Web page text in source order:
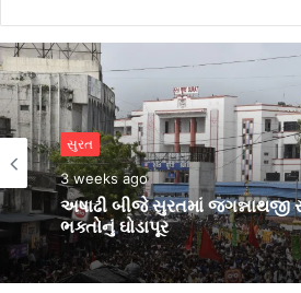
સુરત
3 weeks ago
સુરત
May 10, 2026
સુરત જૈન સંઘના ‘રત્ન’સિદ્ધાચલ
સમાધિ વરેલા વિનોદ શાહની